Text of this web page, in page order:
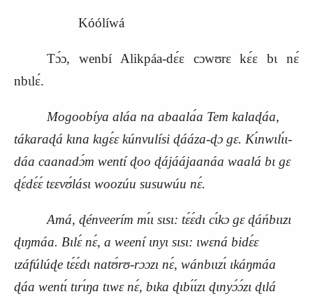
Kóólíwá
Tɔ́ɔ, wenbí Alikpáa-dɛ́ɛ cɔwʊrɛ kɛ́ɛ bɩ nɛ́
nbɩlɛ́.
Mogoobíya aláa na abaaláa Tem kalaɖáa,
tákaraɖá kɩna kɩgɛ́ɛ kúnvulísi ɖááza-ɖɔ gɛ. Kɩ́nwɩlɩ́ɩ-
dáa caanadɔ́m wentí ɖoo ɖájáájaanáa waalá bɩ gɛ
ɖɛ́dɛ́ɛ́ tɛɛvʊ́lásɩ woozúu susuwúu nɛ́.
Amá, ɖénveerím mɩ́ɩ sɩsɩ: tɛ́ɛ́dɩ cɩ́kɔ gɛ ɖáńbɩɩzɩ
ɖɩŋmáa. Bɩlɛ́ nɛ́, a weení ɩnyɩ sɩsɩ: ɩwɛná bidɛ́ɛ
ɩzáfúlúɖe tɛ́ɛ́dɩ natʊ́rʊ-rɔɔzɩ nɛ́, wánbɩɩzɩ́ ɩkáŋmáa
ɖáa wentɩ́ tɩrɩ́ŋa tɩwɛ nɛ́, bɩka ɖɩbɩ́ɩ́zɩ ɖɩnyɔ́ɔ́zɩ ɖɩlá